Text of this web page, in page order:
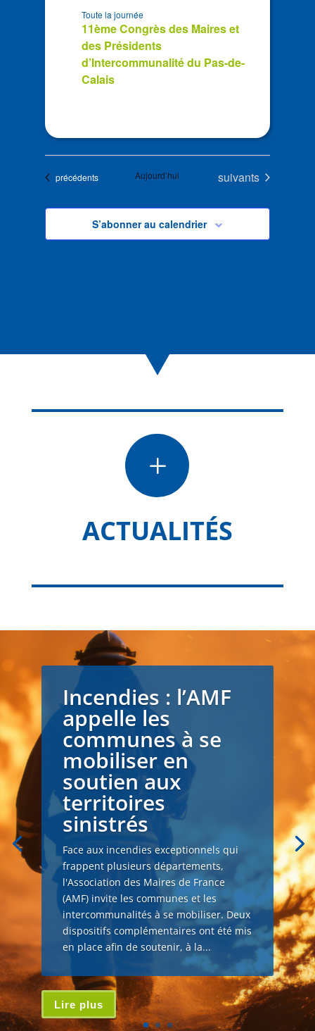
11ème Congrès des Maires et
des Présidents
d’Intercommunalité du Pas-de-
Calais
Toute la journée
Évènements
précédents Aujourd’hui Évènements
suivants
S’abonner au calendrier
L
ACTUALITÉS
Incendies : l’AMF
appelle les
communes à se
mobiliser en
soutien aux
territoires
sinistrés
Face aux incendies exceptionnels qui
frappent plusieurs départements,
l'Association des Maires de France
(AMF) invite les communes et les
intercommunalités à se mobiliser. Deux
dispositifs complémentaires ont été mis
en place afin de soutenir, à la...
Lire plus